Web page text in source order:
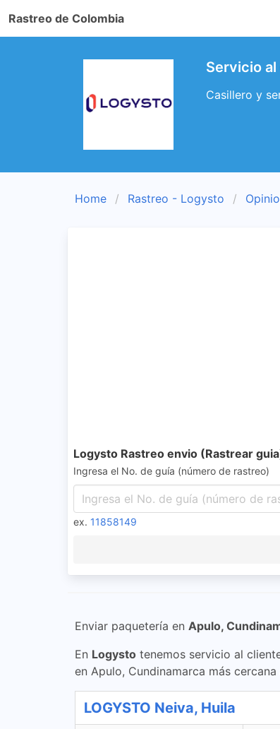
Rastreo de Colombia
Servicio
Casillero y
Home Rastreo - Logysto
Logysto Rastreo envio (Rastrear
Ingresa el No. de guía (número de rastreo)
ex. 11858149
Enviar paquetería en Apulo,
En Logysto tenemos servicio al
en Apulo, Cundinamarca más
LOGYSTO Neiva, Huila